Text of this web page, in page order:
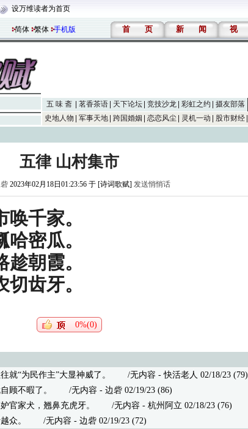
设万维读者为首页
简体 繁体 手机版 首 页 新 闻 视
五 味 斋 茗香茶语 天下论坛 竞技沙龙 彩虹之约 摄友部落
史地人物
军事天地 跨国婚姻 恋恋风尘 灵机一动 股市财经
五律 山村集市
2023年02月18日01:23:56 于 [诗词歌赋] 发送悄悄话
千家。
密瓜。
朝霞。
齿牙。
0%(0)
就“为民作主”大显神威了。
/无内容 - 快活老人 02/18/23 (79)
顾不暇了。
/无内容 - 边砦 02/19/23 (86)
官家犬，翘鼻充虎牙。
/无内容 - 杭州阿立 02/18/23 (76)
众。
/无内容 - 边砦 02/19/23 (72)